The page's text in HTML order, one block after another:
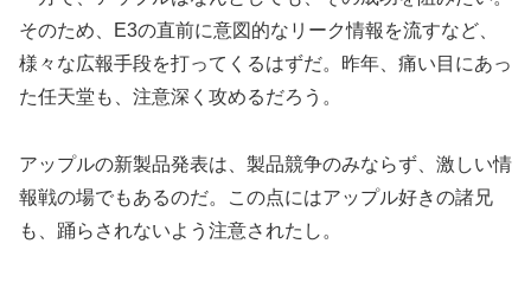
そのため、E3の直前に意図的なリーク情報を流すなど、
様々な広報手段を打ってくるはずだ。昨年、痛い目にあっ
た任天堂も、注意深く攻めるだろう。
アップルの新製品発表は、製品競争のみならず、激しい情
報戦の場でもあるのだ。この点にはアップル好きの諸兄
も、踊らされないよう注意されたし。